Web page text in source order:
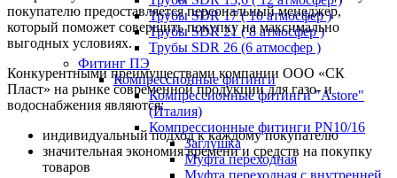
Трубы SDR 17 ( 10 атмосфер )
Трубы SDR 21 ( 8 атмосфер )
Трубы SDR 26 (6 атмосфер )
Фитинг ПЭ
Компрессионные фитинги
Компрессионные фитинги "Astore"
(Италия)
Компрессионные фитинги PN10/16
Заглушка
Муфта переходная
Муфта переходная с внутренней
покупателю предоставляется персональный менеджер,
который поможет совершить покупку на максимально
выгодных условиях.
Конкурентными преимуществами компании ООО «СК
Пласт» на рынке современной продукции для газо- и
водоснабжения являются:
индивидуальный подход к каждому покупателю
значительная экономия времени и средств на покупку
товаров